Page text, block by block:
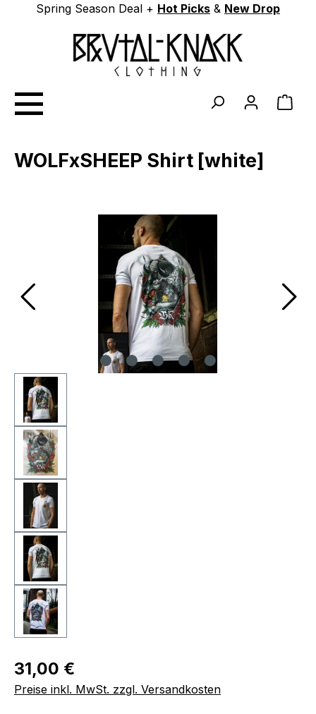
Zum Hauptinhalt springen
Spring Season Deal + Hot Picks & New Drop
WOLFxSHEEP Shirt [white]
Bildergalerie überspringen
Regulärer Preis:
31,00 €
Preise inkl. MwSt. zzgl. Versandkosten